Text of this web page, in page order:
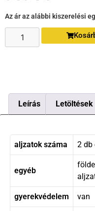
Az ár az alábbi kiszerelési
Leírás Letöltések
aljzatok száma 2 db
egyéb
gyerekvédelem van